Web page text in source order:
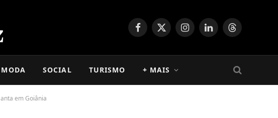
Facebook
X
InstagramLinkedInThreads
MODA SOCIAL TURISMO + MAIS
em Goiânia